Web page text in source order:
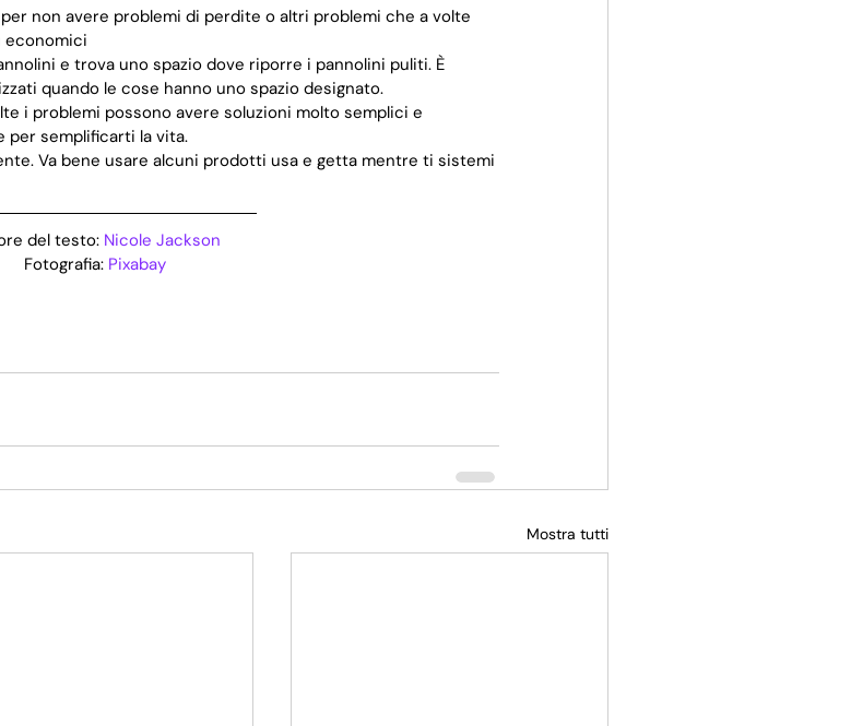
non avere problemi di perdite o altri problemi che a volte
economici
e trova uno spazio dove riporre i pannolini puliti. È
quando le cose hanno uno spazio designato.
i problemi possono avere soluzioni molto semplici e
semplificarti la vita.
Va bene usare alcuni prodotti usa e getta mentre ti sistemi
del testo: Nicole Jackson
Fotografia: Pixabay
Mostra tutti